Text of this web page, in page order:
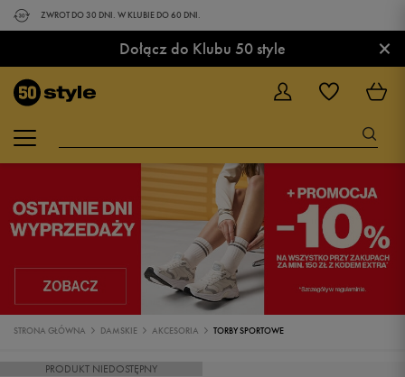
ZWROT DO 30 DNI. W KLUBIE DO 60 DNI.
Dołącz do Klubu 50 style ×
STRONA GŁÓWNA DAMSKIE AKCESORIA TORBY SPORTOWE
PRODUKT NIEDOSTĘPNY